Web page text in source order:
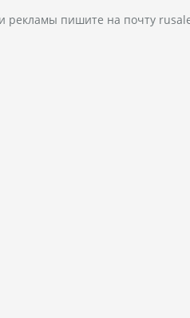
рекламы пишите на почту